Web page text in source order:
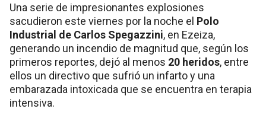
Una serie de impresionantes explosiones
sacudieron este viernes por la noche el Polo
Industrial de Carlos Spegazzini, en Ezeiza,
generando un incendio de magnitud que, según los
primeros reportes, dejó al menos 20 heridos, entre
ellos un directivo que sufrió un infarto y una
embarazada intoxicada que se encuentra en terapia
intensiva.